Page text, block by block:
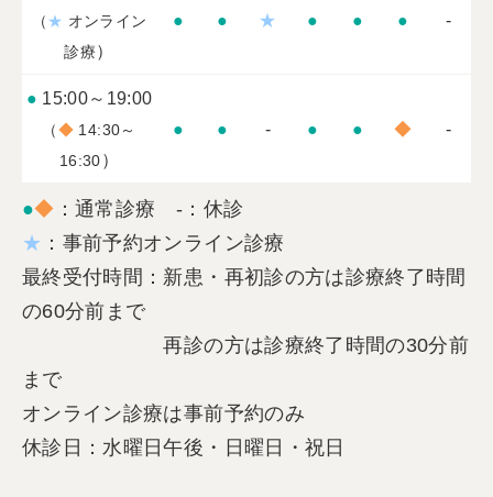
（★ オンライン
診療）
● ● ★ ● ● ● -
● 15:00～19:00
（◆ 14:30～
16:30）
● ● - ● ● ◆ -
●◆ ：通常診療 -：休診
★ ：事前予約オンライン診療
最終受付時間：新患・再初診の方は診療終了時間
の60分前まで
再診の方は診療終了時間の30分前
まで
オンライン診療は事前予約のみ
休診日：水曜日午後・日曜日・祝日